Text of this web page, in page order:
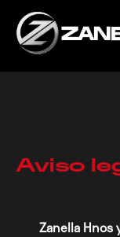
content
Aviso
Zanella Hnos